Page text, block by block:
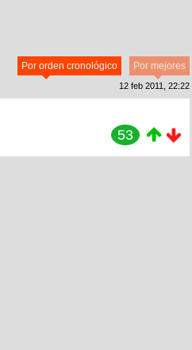
Por mejores
Por orden cronológico
12 feb 2011, 22:22
53